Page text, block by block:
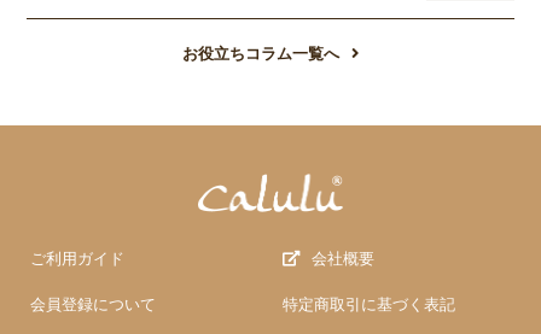
お役立ちコラム一覧へ
ご利用ガイド
会員登録について
会社概要
特定商取引に基づく表記